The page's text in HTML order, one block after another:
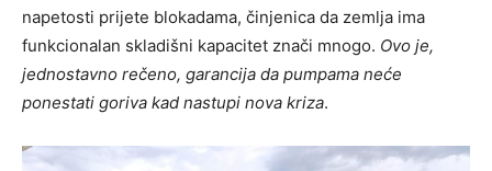
napetosti prijete blokadama, činjenica da zemlja ima
funkcionalan skladišni kapacitet znači mnogo. Ovo je,
jednostavno rečeno, garancija da pumpama neće
ponestati goriva kad nastupi nova kriza.